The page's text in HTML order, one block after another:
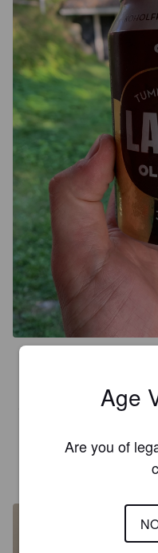
ja maltaan välimaastoa.
ASIIK ISAMOVE
Age
Are you of